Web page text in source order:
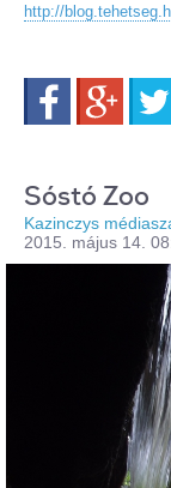
http://
Facebook
Sóstó Zoo
Kazinczys
2015. május 14.